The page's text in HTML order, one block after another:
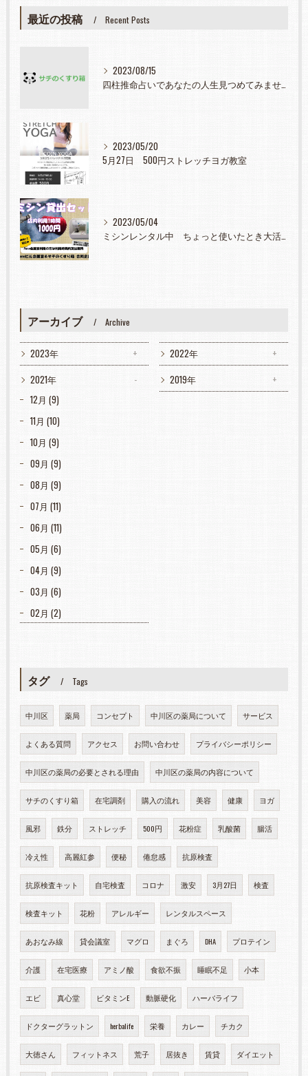
最近の投稿 Recent Posts
2023/08/15
四柱推命占いであなたの人生見つめてみませんか？
2023/05/20
5月27日 500円ストレッチヨガ教室
2023/05/04
ミシンレンタル中 ちょっと使いたとき大活躍
アーカイブ Archive
2023年
2022年
2021年
12月 (9)
11月 (10)
10月 (9)
09月 (9)
08月 (9)
07月 (11)
06月 (11)
05月 (6)
04月 (9)
03月 (6)
02月 (2)
2019年
タグ Tags
中川区 薬局 コンセプト 中川区の薬局について サービス
よくある質問 アクセス お問い合わせ プライバシーポリシー
中川区の薬局の必要とされる理由 中川区の薬局の内容について
サチのくすり箱 在宅調剤 購入の流れ 美容 健康 ヨガ
風邪 鉄分 ストレッチ 500円 花粉症 乳酸菌 腸活
冷え性 高麗紅参 便秘 倦怠感 抗原検査
抗原検査キット 自宅検査 コロナ 激安 3月27日 検査
検査キット 花粉 アレルギー レンタルスペース
あおなみ線 貸会議室 マグロ まぐろ DHA プロテイン
介護 在宅医療 アミノ酸 食欲不振 睡眠不足 小本
エビ 真心堂 ビタミンE 動脈硬化 ハーバライフ
ドクターグラットン herbalife 栄養 カレー チカク
大徳さん フィットネス 荒子 居抜き 賃貸 ダイエット